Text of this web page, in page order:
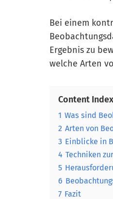
Bei einem
Ergebnis zu
welche Arten
Content Index
1 Was sind
2 Arten von
3 Einblicke in
4 Techniken
5
6
7 Fazit